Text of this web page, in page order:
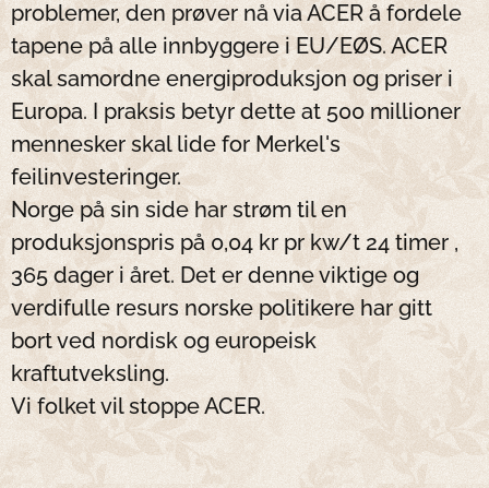
problemer, den prøver nå via ACER å fordele
tapene på alle innbyggere i EU/EØS. ACER
skal samordne energiproduksjon og priser i
Europa. I praksis betyr dette at 500 millioner
mennesker skal lide for Merkel's
feilinvesteringer.
Norge på sin side har strøm til en
produksjonspris på 0,04 kr pr kw/t 24 timer ,
365 dager i året. Det er denne viktige og
verdifulle resurs norske politikere har gitt
bort ved nordisk og europeisk
kraftutveksling.
Vi folket vil stoppe ACER.